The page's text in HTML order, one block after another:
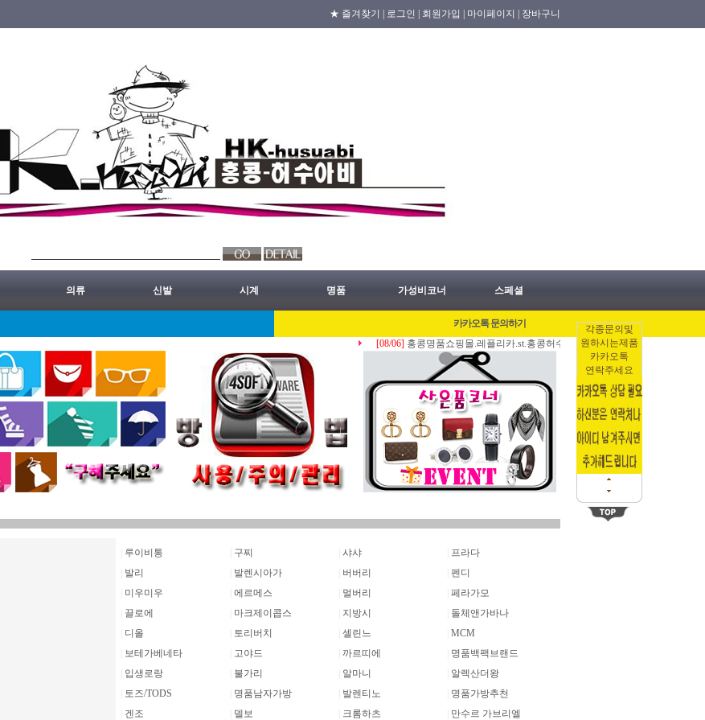
각종문의및
원하시는제품
카카오톡
연락주세요
★ 즐겨찾기 | 로그인 | 회원가입 | 마이페이지 | 장바구니
의류 신발 시계 명품 가성비코너 스페셜
카카오톡 문의하기
[08/06]홍콩명품쇼핑몰.레플리카.st.홍콩허수아비 2026년 08월06일 홍콩배송출
루이비통 구찌 샤샤
프라다
발리 발렌시아가 버버리
펜디
미우미우 에르메스 멀버리
페라가모
끌로에 마크제이콥스 지방시
돌체앤가바나
디올 토리버치 셀린느
MCM
보테가베네타 고야드 까르띠에
명품백팩브랜드
입생로랑 불가리 알마니
알렉산더왕
토즈/TODS 명품남자가방 발렌티노
명품가방추천
겐조 델보 크롬하츠
만수르 가브리엘